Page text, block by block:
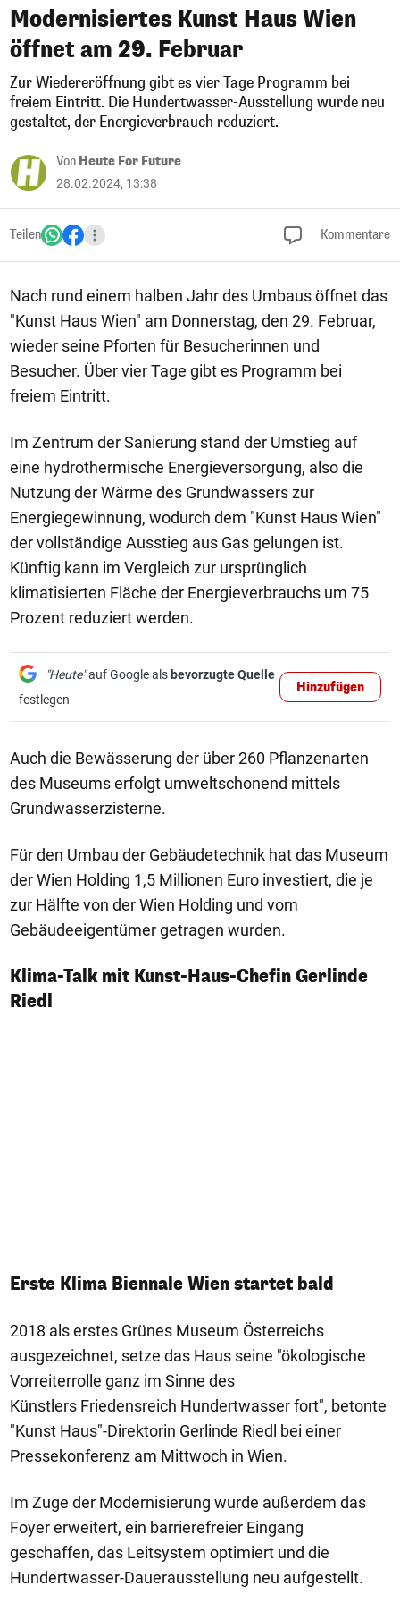
Modernisiertes Kunst Haus Wien
öffnet am 29. Februar
Zur Wiedereröffnung gibt es vier Tage Programm bei
freiem Eintritt. Die Hundertwasser-Ausstellung wurde neu
gestaltet, der Energieverbrauch reduziert.
Von Heute For Future
28.02.2024, 13:38
Teilen Kommentare
Nach rund einem halben Jahr des Umbaus öffnet das
"Kunst Haus Wien" am Donnerstag, den 29. Februar,
wieder seine Pforten für Besucherinnen und
Besucher. Über vier Tage gibt es Programm bei
freiem Eintritt.
Im Zentrum der Sanierung stand der Umstieg auf
eine hydrothermische Energieversorgung, also die
Nutzung der Wärme des Grundwassers zur
Energiegewinnung, wodurch dem "Kunst Haus Wien"
der vollständige Ausstieg aus Gas gelungen ist.
Künftig kann im Vergleich zur ursprünglich
klimatisierten Fläche der Energieverbrauchs um 75
Prozent reduziert werden.
"Heute"auf Google als bevorzugte Quelle
festlegen
Hinzufügen
Auch die Bewässerung der über 260 Pflanzenarten
des Museums erfolgt umweltschonend mittels
Grundwasserzisterne.
Für den Umbau der Gebäudetechnik hat das Museum
der Wien Holding 1,5 Millionen Euro investiert, die je
zur Hälfte von der Wien Holding und vom
Gebäudeeigentümer getragen wurden.
Klima-Talk mit Kunst-Haus-Chefin Gerlinde
Riedl
Erste Klima Biennale Wien startet bald
2018 als erstes Grünes Museum Österreichs
ausgezeichnet, setze das Haus seine "ökologische
Vorreiterrolle ganz im Sinne des
Künstlers Friedensreich Hundertwasser fort", betonte
"Kunst Haus"-Direktorin Gerlinde Riedl bei einer
Pressekonferenz am Mittwoch in Wien.
Im Zuge der Modernisierung wurde außerdem das
Foyer erweitert, ein barrierefreier Eingang
geschaffen, das Leitsystem optimiert und die
Hundertwasser-Dauerausstellung neu aufgestellt.